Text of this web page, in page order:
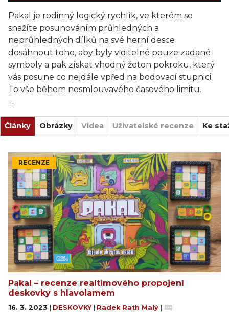
Pakal je rodinný logický rychlík, ve kterém se
snažíte posunováním průhledných a
neprůhledných dílků na své herní desce
dosáhnout toho, aby byly viditelné pouze zadané
symboly a pak získat vhodný žeton pokroku, který
vás posune co nejdále vpřed na bodovací stupnici.
To vše během nesmlouvavého časového limitu.
Hra Pakal obsahuje: stupnici pokroku, 4 hráčské
desky, 4 karty se symboly, 4 dřevěné kroužky, 80
barevných a průhledných žetonů, 21 destiček cíle, 9
žetonů pokroku a pravidla.
Články Obrázky Videa Uživatelské recenze Ke
RECENZE
Pakal – recenze realtimového propojení
deskovky s hlavolamem
16. 3. 2023 DESKOVKY Radek Rath Malý